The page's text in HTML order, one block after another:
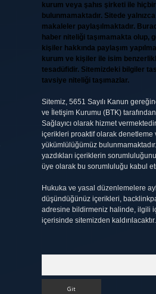
kurum veya şahıs şirketi ile hiçbir
bulunmamaktadır. Sitede yalnızca
makaleler paylaşılmaktadır.
haber niteliği taşımamakta olup,
kişiler hakkında paylaşım
kurum ve kişiler ile isim
tesadüfidir. Sitemizdeki bilgiler
tavsiye niteliği taşımazlar.
Sitemiz, 5651 Sayılı Kanun
ve İletişim Kurumu (BTK)
Sağlayıcı olarak hizmet
içerikleri proaktif olarak denetleme
yükümlülüğümüz
yazdıkları içeriklerin
üye olarak bu sorumluluğu kabul
Hukuka ve yasal düzenlemelere
düşündüğünüz içerikleri,
adresine bildirmeniz halinde, ilgili
içerisinde sitemizden kaldırılacaktır.